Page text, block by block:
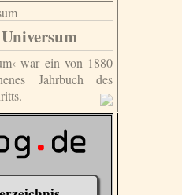
war ein von 1880
Jahrbuch des